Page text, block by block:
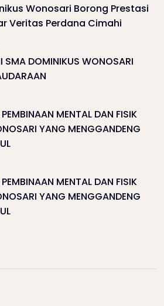
Wonosari Borong Prestasi
Veritas Perdana Cimahi
SMA DOMINIKUS WONOSARI
MENTAL DAN FISIK
YANG MENGGANDENG
MENTAL DAN FISIK
YANG MENGGANDENG